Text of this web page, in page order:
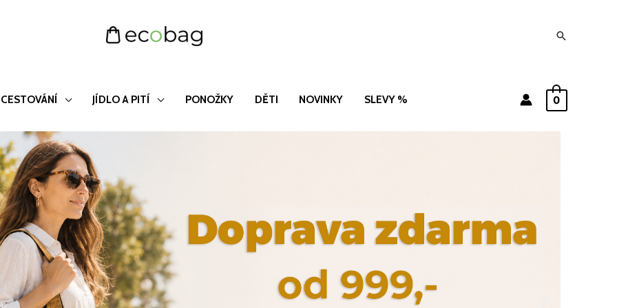
Hledat
CESTOVÁNÍ JÍDLO A PITÍ PONOŽKY DĚTI NOVINKY SLEVY % 0